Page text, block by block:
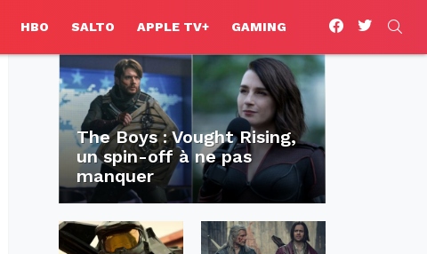
HBO SALTO APPLE TV+ GAMING
facebooktwitter
The Boys : Vought Rising,
un spin-off à ne pas
manquer